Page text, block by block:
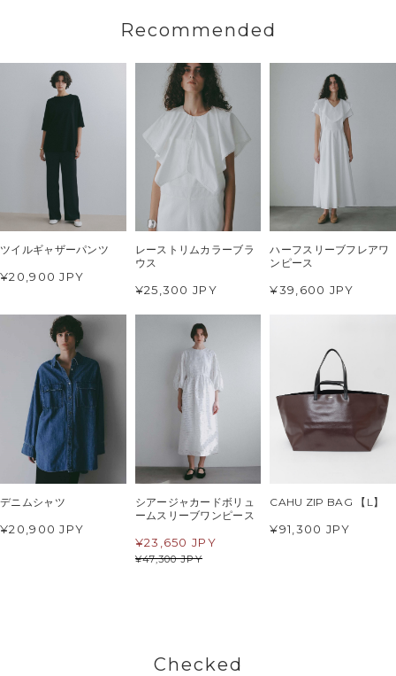
Recommended
ツイルギャザーパンツ
¥20,900 JPY
レーストリムカラーブラ
ウス
¥25,300 JPY
ハーフスリーブフレアワ
ンピース
¥39,600 JPY
デニムシャツ
¥20,900 JPY
シアージャカードボリュ
ームスリーブワンピース
¥47,300 JPY
¥23,650 JPY
CAHU ZIP BAG 【L】
¥91,300 JPY
Checked